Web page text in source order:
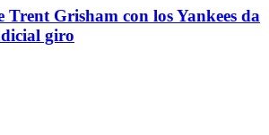
Grisham con los Yankees da
giro